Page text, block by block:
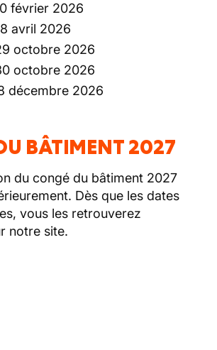
février 2026
avril 2026
octobre 2026
octobre 2026
décembre 2026
BÂTIMENT 2027
du congé du bâtiment 2027
Dès que les dates
vous les retrouverez
notre site.